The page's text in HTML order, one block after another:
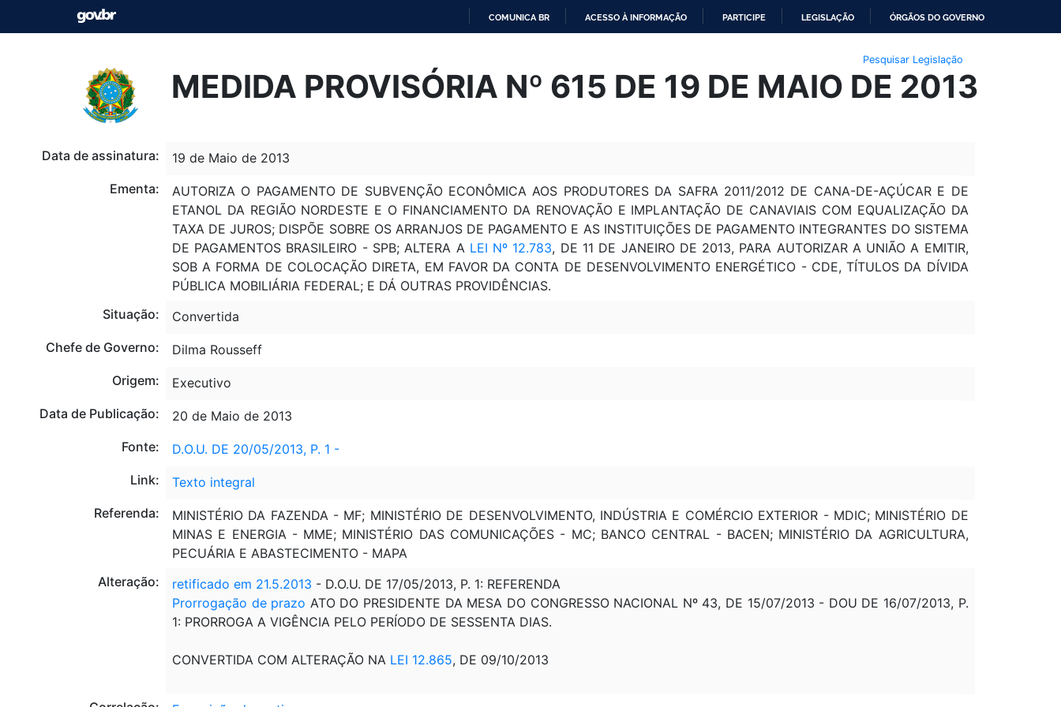
O
CONTEÚDO
COMUNICA BR ACESSO À INFORMAÇÃO PARTICIPE LEGISLAÇÃO ÓRGÃOS DO GOVERNO
Pesquisar Legislação
MEDIDA PROVISÓRIA Nº 615 DE 19 DE MAIO DE 2013
Data de assinatura:
19 de Maio de 2013
Ementa:
AUTORIZA O PAGAMENTO DE SUBVENÇÃO ECONÔMICA AOS PRODUTORES DA SAFRA 2011/2012 DE CANA-DE-AÇÚCAR E DE
ETANOL DA REGIÃO NORDESTE E O FINANCIAMENTO DA RENOVAÇÃO E IMPLANTAÇÃO DE CANAVIAIS COM EQUALIZAÇÃO DA
TAXA DE JUROS; DISPÕE SOBRE OS ARRANJOS DE PAGAMENTO E AS INSTITUIÇÕES DE PAGAMENTO INTEGRANTES DO SISTEMA
DE PAGAMENTOS BRASILEIRO - SPB; ALTERA A LEI Nº 12.783, DE 11 DE JANEIRO DE 2013, PARA AUTORIZAR A UNIÃO A EMITIR,
SOB A FORMA DE COLOCAÇÃO DIRETA, EM FAVOR DA CONTA DE DESENVOLVIMENTO ENERGÉTICO - CDE, TÍTULOS DA DÍVIDA
PÚBLICA MOBILIÁRIA FEDERAL; E DÁ OUTRAS PROVIDÊNCIAS.
Situação:
Convertida
Chefe de Governo:
Dilma Rousseff
Origem:
Executivo
Data de Publicação:
20 de Maio de 2013
Fonte:
D.O.U. DE 20/05/2013, P. 1 -
Link:
Texto integral
Referenda:
MINISTÉRIO DA FAZENDA - MF; MINISTÉRIO DE DESENVOLVIMENTO, INDÚSTRIA E COMÉRCIO EXTERIOR - MDIC; MINISTÉRIO DE
MINAS E ENERGIA - MME; MINISTÉRIO DAS COMUNICAÇÕES - MC; BANCO CENTRAL - BACEN; MINISTÉRIO DA AGRICULTURA,
PECUÁRIA E ABASTECIMENTO - MAPA
Alteração:
retificado em 21.5.2013 - D.O.U. DE 17/05/2013, P. 1: REFERENDA
Prorrogação de prazo ATO DO PRESIDENTE DA MESA DO CONGRESSO NACIONAL Nº 43, DE 15/07/2013 - DOU DE 16/07/2013, P.
1: PRORROGA A VIGÊNCIA PELO PERÍODO DE SESSENTA DIAS.
CONVERTIDA COM ALTERAÇÃO NA LEI 12.865, DE 09/10/2013